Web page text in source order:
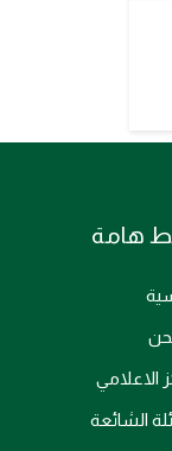
هامة
الاعلامي
الشائعة